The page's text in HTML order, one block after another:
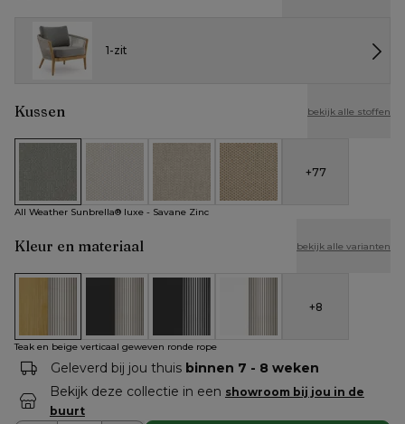
1-zit
Kussen bekijk alle stoffen
All Weather Sunbrella® luxe - Savane Zinc
All Weather Cosytica - Althea Off White
All Weather Cosytica - Althea Chalk
All Weather Cosytica - Althea
+77
All Weather Sunbrella® luxe - Savane Zinc
Kleur en materiaal bekijk alle varianten
Zwart aluminium en beige verticaal geweven
Zwart aluminium en zwart verticaal
Wit aluminium en beige
+8
Teak en beige verticaal geweven ronde rope
Geleverd bij jou thuis binnen 7 - 8 weken
Bekijk deze collectie in een showroom bij jou in de
buurt